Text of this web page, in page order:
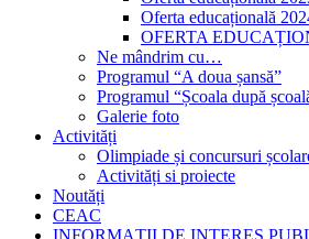
Oferta educațională
OFERTA
Ne mândrim cu…
Programul “A doua șansă”
Programul “Școala după
Galerie foto
Activități
Olimpiade și concursuri
Activități si proiecte
Noutăți
CEAC
INFORMAȚII DE INTERES